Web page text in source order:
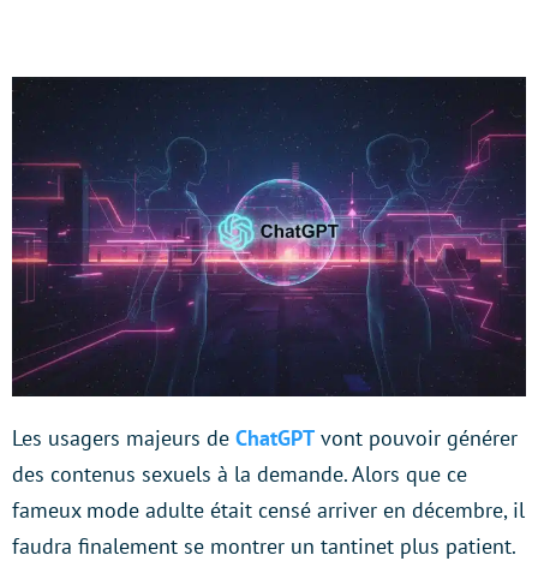
Les usagers majeurs de ChatGPT vont pouvoir générer
des contenus sexuels à la demande. Alors que ce
fameux mode adulte était censé arriver en décembre, il
faudra finalement se montrer un tantinet plus patient.